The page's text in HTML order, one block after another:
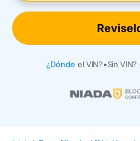
¿Dónde el VIN?•Sin VIN?